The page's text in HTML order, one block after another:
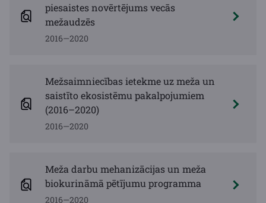
piesaistes novērtējums vecās
mežaudzēs
2016—2020
Mežsaimniecības ietekme uz meža un
saistīto ekosistēmu pakalpojumiem
(2016–2020)
2016—2020
Meža darbu mehanizācijas un meža
biokurināmā pētījumu programma
2016—2020